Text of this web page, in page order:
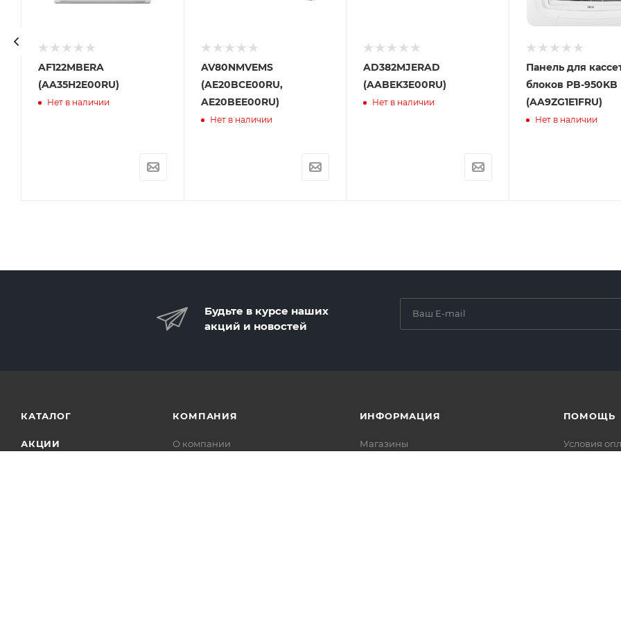
AF122MBERA
(AA35H2E00RU)
Нет в наличии
AV80NMVEMS
(AE20BCE00RU,
AE20BEE00RU)
Нет в наличии
AD382MJERAD
(AABEK3E00RU)
Нет в наличии
Панель для
блоков PB-950KB
(AA9ZG1E1FRU)
Нет в наличии
Будьте в курсе наших
акций и новостей
КАТАЛОГ
АКЦИИ
КОМПАНИЯ
О компании
ИНФОРМАЦИЯ
Магазины
ПОМОЩЬ
Условия